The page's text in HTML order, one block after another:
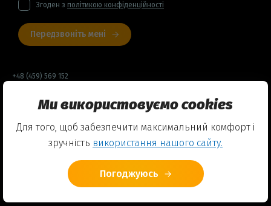
Згоден з політикою конфіденційності
Передзвоніть мені
+48 (459) 569 152
Договір оферти
Політика конфіденційності
© 2026 Friends English Club
Ми використовуємо cookies
Для того, щоб забезпечити максимальний комфорт і
зручність використання нашого сайту.
Погоджуюсь